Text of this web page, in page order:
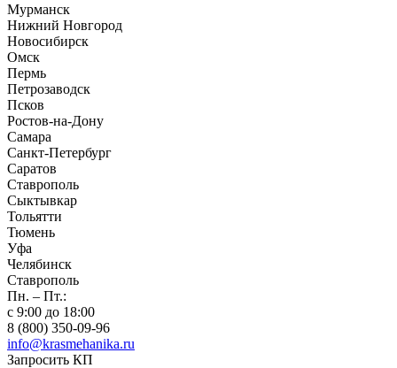
Мурманск
Нижний Новгород
Новосибирск
Омск
Пермь
Петрозаводск
Псков
Ростов-на-Дону
Самара
Санкт-Петербург
Саратов
Ставрополь
Сыктывкар
Тольятти
Тюмень
Уфа
Челябинск
Ставрополь
Пн. – Пт.:
с 9:00 до 18:00
8 (800) 350-09-96
info@krasmehanika.ru
Запросить КП